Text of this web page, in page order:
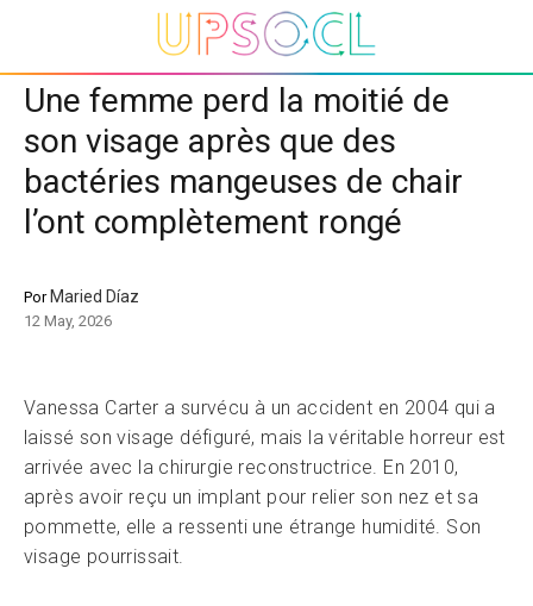
Une femme perd la moitié de
son visage après que des
bactéries mangeuses de chair
l’ont complètement rongé
Por Maried Díaz
12 May, 2026
Vanessa Carter a survécu à un accident en 2004 qui a
laissé son visage défiguré, mais la véritable horreur est
arrivée avec la chirurgie reconstructrice. En 2010,
après avoir reçu un implant pour relier son nez et sa
pommette, elle a ressenti une étrange humidité. Son
visage pourrissait.